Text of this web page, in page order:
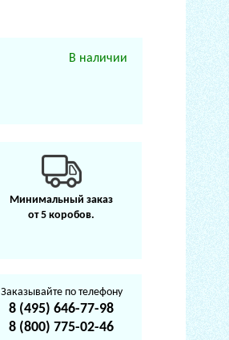
В наличии
Минимальный заказ
от 5 коробов.
Заказывайте по телефону
8 (495) 646-77-98
8 (800) 775-02-46